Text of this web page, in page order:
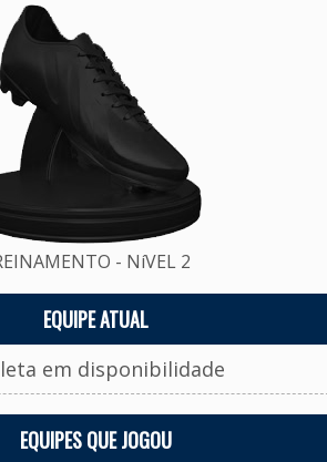
- NíVEL 2
EQUIPE ATUAL
em disponibilidade
EQUIPES QUE JOGOU